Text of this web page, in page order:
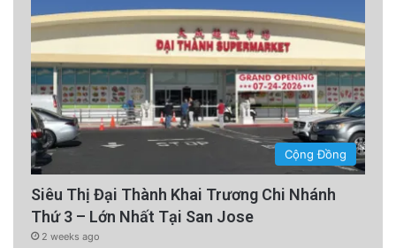
Cộng Đồng
Siêu Thị Đại Thành Khai Trương Chi Nhánh
Thứ 3 – Lớn Nhất Tại San Jose
2 weeks ago